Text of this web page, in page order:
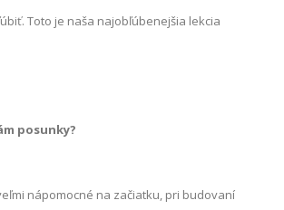
Toto je naša najobľúbenejšia lekcia
posunky?
nápomocné na začiatku, pri budovaní